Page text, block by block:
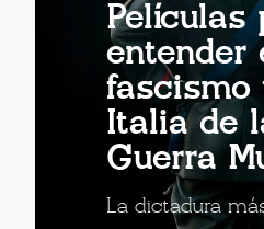
Películas
entender
fascismo
Italia de
Guerra
La dictadura